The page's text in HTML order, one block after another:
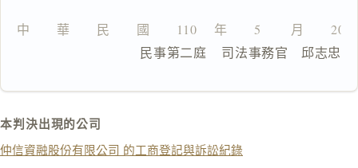
中　　華　　民　　國　　110 　年　　5 　　月　　20
                  民事第二庭    司法事務官　邱志忠
本判決出現的公司
仲信資融股份有限公司 的工商登記與訴訟紀錄